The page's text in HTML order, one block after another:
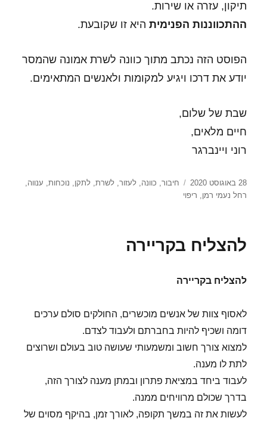
תיקון, עזרה או שירות.
ההתכווננות הפנימית היא זו שקובעת.
הפוסט הזה נכתב מתוך כוונה לשרת אמונה שהמסר
יודע את דרכו ויגיע למקומות ולאנשים המתאימים.
שבת של שלום,
חיים מלאים,
רוני ויינברגר
פורסם
בתאריך
28 באוגוסט 2020 תגיות
חיבור, כוונה,לעזור,לשרת,לתקן, נוכחות, ענווה,
רחל נעמי רמן, ריפוי
להצליח בקריירה
להצליח בקריירה
לאסוף צוות של אנשים מוכשרים, החולקים סולם ערכים
דומה ושכיף להיות בחברתם ולעבוד לצדם.
למצוא צורך חשוב ומשמעותי שעושה טוב בעולם ושרוצים
לתת לו מענה.
לעבוד ביחד במציאת פתרון ובמתן מענה לצורך הזה,
בדרך שכולם מרוויחים ממנה.
לעשות את זה במשך תקופה, לאורך זמן, בהיקף מסוים של